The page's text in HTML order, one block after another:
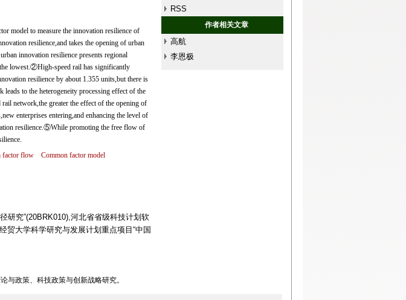
RSS
作者相关文章
高航
李恩极
model to measure the innovation resilience of
resilience,and takes the opening of urban
innovation resilience presents regional
lowest.②High-speed rail has significantly
resilience by about 1.355 units,but there is
to the heterogeneity processing effect of the
network,the greater the effect of the opening of
enterprises entering,and enhancing the level of
resilience.⑤While promoting the free flow of
factor flow Common factor model
研究”(20BRK010),河北省省级科技计划软
贸大学科学研究与发展计划重点项目“中国
政策、科技政策与创新战略研究。